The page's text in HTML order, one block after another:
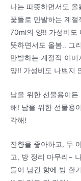
나는 따뜻하면서도
꽃들로 만발하는 계
70ml의 양!! 가성비도
뜻하면서도 올봄.. 그
만발하는 계절적 이
양!! 가성비도 나쁘지
남을 위한 선물용이
해! 남을 위한 선물용
각해!
잔향을 좋아하고, 두
고, 방 정리 마무리~
들이 남긴 향에 방 환